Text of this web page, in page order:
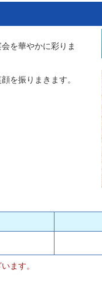
を華やかに彩りま
を振りまきます。
ます。